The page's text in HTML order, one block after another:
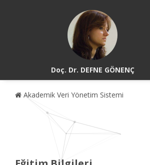
Doç. Dr. DEFNE GÖNENÇ
Akademik Veri Yönetim Sistemi